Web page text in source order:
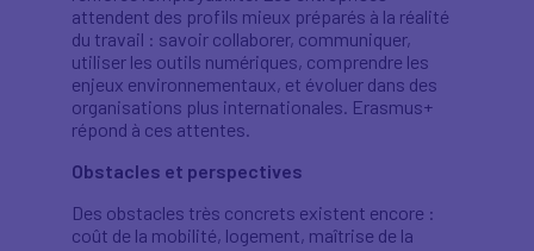
attendent des profils mieux préparés à la réalité
du travail : savoir collaborer, communiquer,
utiliser les outils numériques, comprendre les
enjeux environnementaux, et évoluer dans des
organisations plus internationales. Erasmus+
répond à ces attentes.
Obstacles et perspectives
Des obstacles très concrets existent encore :
coût de la mobilité, logement, maîtrise de la